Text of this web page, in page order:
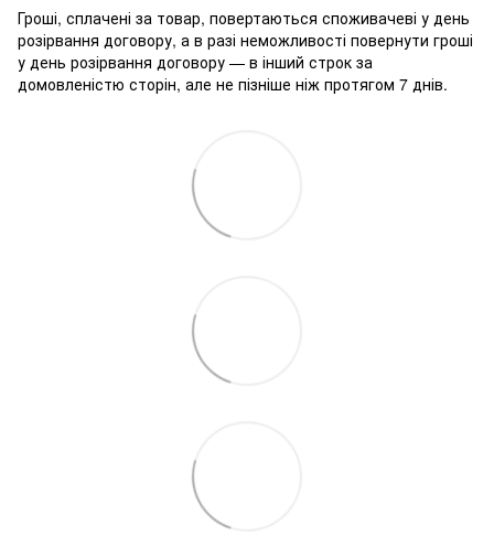
Гроші, сплачені за товар, повертаються споживачеві у день
розірвання договору, а в разі неможливості повернути гроші
у день розірвання договору — в інший строк за
домовленістю сторін, але не пізніше ніж протягом 7 днів.